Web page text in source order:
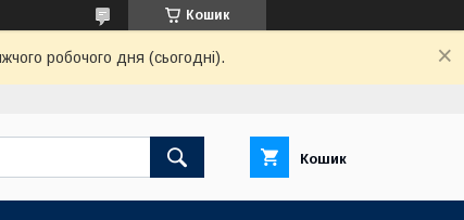
Кошик
робочого дня (сьогодні).
Кошик